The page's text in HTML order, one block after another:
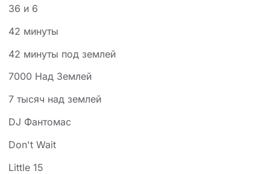
36 и 6
42 минуты
42 минуты под землей
7000 Над Землей
7 тысяч над землей
DJ Фантомас
Don't Wait
Little 15